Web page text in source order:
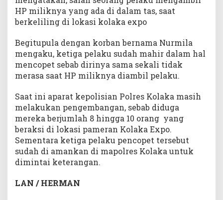
HP miliknya yang ada di dalam tas, saat
berkeliling di lokasi kolaka expo
Begitupula dengan korban bernama Nurmila
mengaku, ketiga pelaku sudah mahir dalam hal
mencopet sebab dirinya sama sekali tidak
merasa saat HP miliknya diambil pelaku.
Saat ini aparat kepolisian Polres Kolaka masih
melakukan pengembangan, sebab diduga
mereka berjumlah 8 hingga 10 orang yang
beraksi di lokasi pameran Kolaka Expo.
Sementara ketiga pelaku pencopet tersebut
sudah di amankan di mapolres Kolaka untuk
dimintai keterangan.
LAN / HERMAN